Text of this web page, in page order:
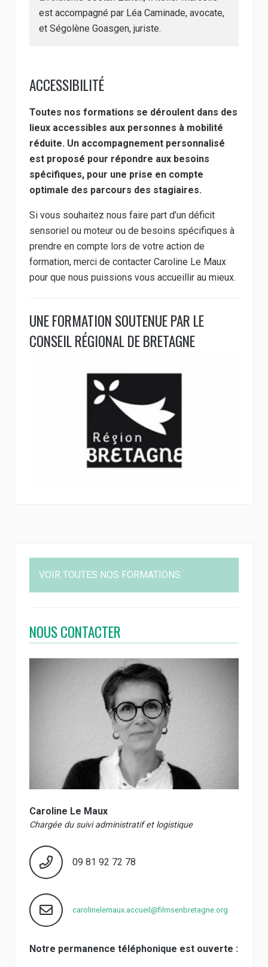
est accompagné par Léa Caminade, avocate,
et Ségolène Goasgen, juriste.
ACCESSIBILITÉ
Toutes nos formations se déroulent dans des
lieux accessibles aux personnes à mobilité
réduite. Un accompagnement personnalisé
est proposé pour répondre aux besoins
spécifiques, pour une prise en compte
optimale des parcours des stagiaires.
Si vous souhaitez nous faire part d’un déficit
sensoriel ou moteur ou de besoins spécifiques à
prendre en compte lors de votre action de
formation, merci de contacter Caroline Le Maux
pour que nous puissions vous accueillir au mieux.
UNE FORMATION SOUTENUE PAR LE
CONSEIL RÉGIONAL DE BRETAGNE
VOIR TOUTES NOS FORMATIONS
NOUS CONTACTER
Caroline Le Maux
Chargée du suivi administratif et logistique
09 81 92 72 78
carolinelemaux.accueil@filmsenbretagne.org
Notre permanence téléphonique est ouverte :